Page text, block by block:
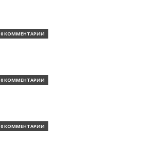
0 КОММЕНТАРИИ
0 КОММЕНТАРИИ
0 КОММЕНТАРИИ